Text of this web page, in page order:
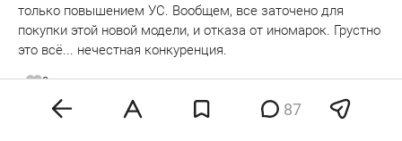
только повышением УС. Вообщем, все заточено для
покупки этой новой модели, и отказа от иномарок. Грустно
это всё... нечестная конкуренция.
0 эмодзи
Показать ответы 1Ответить 87